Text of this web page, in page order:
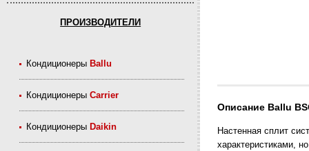
ПРОИЗВОДИТЕЛИ
Кондиционеры Ballu
КондиционерыCarrier
Кондиционеры Daikin
Описание Ballu
Настенная сплит
характеристиками,